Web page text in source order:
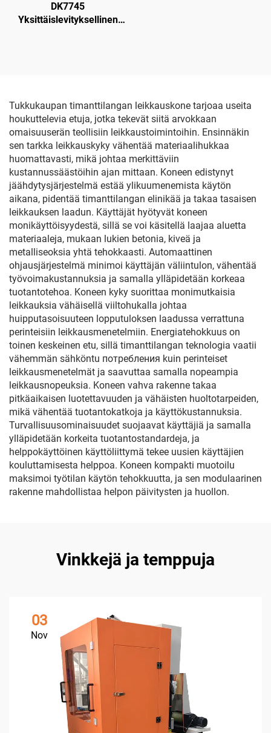
DK7745
Yksittäislevityksellinen
Tukkukaupan timanttilangan leikkauskone tarjoaa useita
houkuttelevia etuja, jotka tekevät siitä arvokkaan
omaisuuserän teollisiin leikkaustoimintoihin. Ensinnäkin
sen tarkka leikkauskyky vähentää materiaalihukkaa
huomattavasti, mikä johtaa merkittäviin
kustannussäästöihin ajan mittaan. Koneen edistynyt
jäähdytysjärjestelmä estää ylikuumenemista käytön
aikana, pidentää timanttilangan elinikää ja takaa tasaisen
leikkauksen laadun. Käyttäjät hyötyvät koneen
monikäyttöisyydestä, sillä se voi käsitellä laajaa aluetta
materiaaleja, mukaan lukien betonia, kiveä ja
metalliseoksia yhtä tehokkaasti. Automaattinen
ohjausjärjestelmä minimoi käyttäjän väliintulon, vähentää
työvoimakustannuksia ja samalla ylläpidetään korkeaa
tuotantotehoa. Koneen kyky suorittaa monimutkaisia
leikkauksia vähäisellä viiltohukalla johtaa
huipputasoisuuteen lopputuloksen laadussa verrattuna
perinteisiin leikkausmenetelmiin. Energiatehokkuus on
toinen keskeinen etu, sillä timanttilangan teknologia vaatii
vähemmän sähköntu потребления kuin perinteiset
leikkausmenetelmät ja saavuttaa samalla nopeampia
leikkausnopeuksia. Koneen vahva rakenne takaa
pitkäaikaisen luotettavuuden ja vähäisten huoltotarpeiden,
mikä vähentää tuotantokatkoja ja käyttökustannuksia.
Turvallisuusominaisuudet suojaavat käyttäjiä ja samalla
ylläpidetään korkeita tuotantostandardeja, ja
helppokäyttöinen käyttöliittymä tekee uusien käyttäjien
kouluttamisesta helppoa. Koneen kompakti muotoilu
maksimoi työtilan käytön tehokkuutta, ja sen modulaarinen
rakenne mahdollistaa helpon päivitysten ja huollon.
Vinkkejä ja temppuja
03
Nov